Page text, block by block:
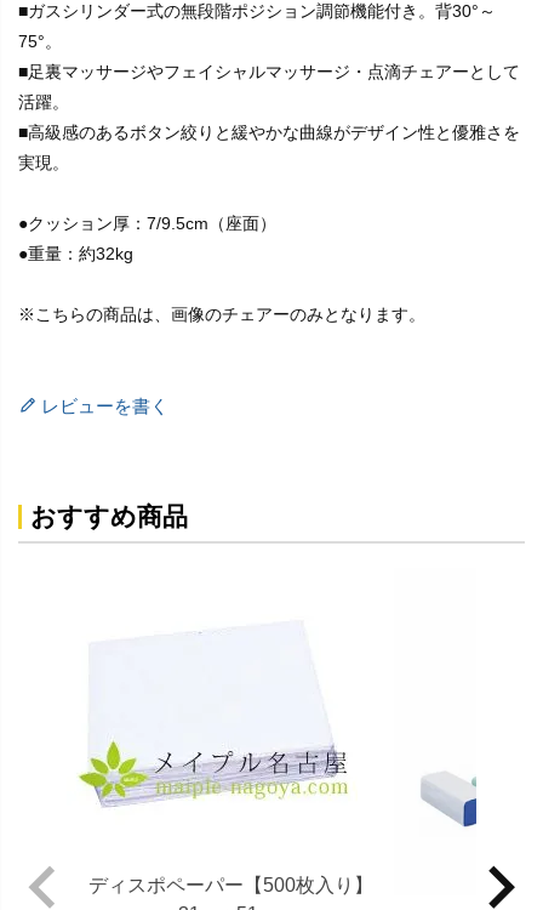
■ガスシリンダー式の無段階ポジション調節機能付き。背30°～
75°。
■足裏マッサージやフェイシャルマッサージ・点滴チェアーとして
活躍。
■高級感のあるボタン絞りと緩やかな曲線がデザイン性と優雅さを
実現。
●クッション厚：7/9.5cm（座面）
●重量：約32kg
※こちらの商品は、画像のチェアーのみとなります。
レビューを書く
おすすめ商品
ディスポペーパー【500枚入り】